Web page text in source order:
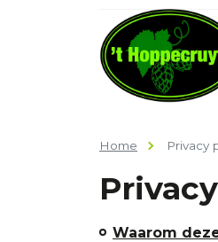
Home Privacy
Waarom